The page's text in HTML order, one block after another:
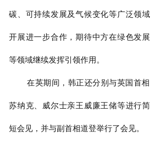
碳、可持续发展及气候变化等广泛领域
开展进一步合作，期待中方在绿色发展
等领域继续发挥引领作用。
        在英期间，韩正还分别与英国首相
苏纳克、威尔士亲王威廉王储等进行简
短会见，并与副首相道登举行了会见。